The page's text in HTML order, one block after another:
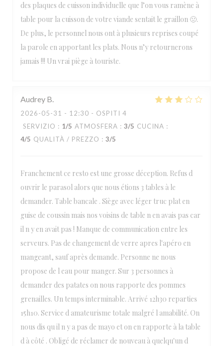
des plaques de cuisson individuelle que l’on vous ramène à
table pour la cuisson de votre viande sentait le graillon 🤢.
De plus, le personnel nous ont à plusieurs reprises coupé
la parole en apportant les plats. Nous n’y retournerons
jamais !!! Un vrai piège à touriste.
Audrey B
2026-05-31 - 12:30 - OSPITI 4
SERVIZIO : 1/5 ATMOSFERA : 3/5 CUCINA :
4/5 QUALITÀ / PREZZO : 3/5
Franchement ce resto est une grosse déception. Refus d
ouvrir le parasol alors que nous étions 3 tables à le
demander. Table bancale . Siège avec léger truc plat en
guise de coussin mais nos voisins de table n en avais pas car
il n y en avait pas ! Manque de communication entre les
serveurs. Pas de changement de verre apres l'apéro en
mangeant, sauf après demande. Personne ne nous
propose de l eau pour manger. Sur 3 personnes à
demander des patates on nous rapporte des pommes
grenailles. Un temps interminable. Arrivé 12h30 reparties
15h10. Service d amateurisme totale malgré l amabilité. On
nous dis qu il n y a pas de mayo et on en rapporte à la table
d à côté . Obligé de réclamer de nouveau à quelqu'un d